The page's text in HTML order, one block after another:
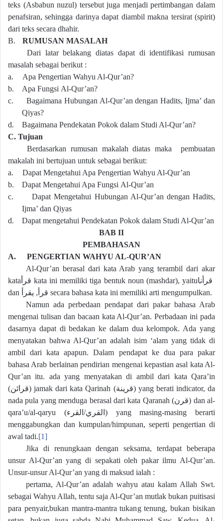
teks (Asbabun nuzul) tersebut juga menjadi pertimbangan dalam
penafsiran, sehingga darinya dapat diambil makna tersirat (spirit)
dari teks secara dhahir.
B.
RUMUSAN MASALAH
Dari latar belakang diatas dapat di identifikasi rumusan
masalah sebagai berikut :
a.
Apa Pengertian Wahyu Al-Qur’an?
b.
Apa Fungsi Al-Qur’an?
c.
Bagaimana Hubungan Al-Qur’an dengan Hadits, Ijma’ dan
Qiyas?
d.
Bagaimana Pendekatan Pokok dalam Studi Al-Qur’an?
C. Tujuan
Berdasarkan rumusan makalah diatas maka pembuatan
makalah ini bertujuan untuk sebagai berikut:
a.
Dapat Mengetahui Apa Pengertian Wahyu Al-Qur’an
b.
Dapat Mengetahui Apa Fungsi Al-Qur’an
c.
Dapat Mengetahui Hubungan Al-Qur’an dengan Hadits,
Ijma’ dan Qiyas
d.
Dapat mengetahui Pendekatan Pokok dalam Studi Al-Qur’an
BAB II
PEMBAHASAN
A.
PENGERTIAN WAHYU AL-QUR’AN
Al-Qur’an berasal dari kata Arab yang terambil dari akar
kata قرأ kata ini memiliki tiga bentuk noun (mashdar), yaituقرأنا
dan
يقرأ , قرأ secara bahasa kata ini memiliki arti mengumpulkan.
Namun ada perbedaan pendapat dari pakar bahasa Arab
mengenai tulisan dan bacaan kata Al-Qur’an. Perbadaan ini pada
dasarnya dapat di bedakan ke dalam dua kelompok. Ada yang
menyatakan bahwa Al-Qur’an adalah isim ‘alam yang tidak di
ambil dari kata apapun. Dalam pendapat ke dua para pakar
bahasa Arab berlainan pendirian mengenai kepastian asal kata Al-
Qur’an itu. ada yang menyatakan di ambil dari kata Qara’in
(قرائن) jamak dari kata Qarinah (قرينة) yang berati indicator, da
nada pula yang menduga berasal dari kata Qaranah (قرن) dan al-
qara’u/al-qaryu (القرء /القري ) yang masing-masing berarti
menggabungkan dan kumpulan/himpunan, seperti pengertian di
awal tadi.[1]
Jika di renungkaan dengan seksama, terdapat beberapa
unsur Al-Qur’an yang di sepakati oleh pakar ilmu Al-Qur’an.
Unsur-unsur Al-Qur’an yang di maksud ialah :
pertama, Al-Qur’an adalah wahyu atau kalam Allah Swt.
sebagai Wahyu Allah, tentu saja Al-Qur’an mutlak bukan puitisasi
para penyair,bukan mantra-mantra tukang tenung, bukan bisikan